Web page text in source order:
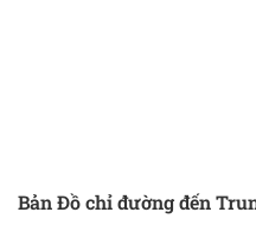
Bản Đồ chỉ đường đến